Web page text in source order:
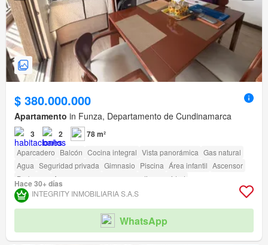
$ 380.000.000
Apartamento in Funza, Departamento de Cundinamarca
3 2 78 m²
Aparcadero Balcón Cocina integral Vista panorámica Gas natural
Agua Seguridad privada Gimnasio Piscina Área infantil Ascensor
Barbecue
Acceso para personas con discapacidad
Hace 30+ días
INTEGRITY INMOBILIARIA S.A.S
WhatsApp